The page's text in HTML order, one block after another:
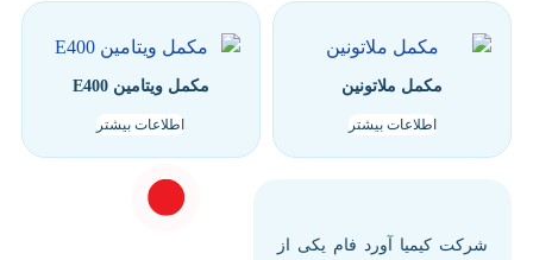
مکمل ملاتونین
اطلاعات بیشتر
مکمل ویتامین E400
اطلاعات بیشتر
شرکت کیمیا آورد فام یکی از